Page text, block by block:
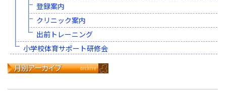
登録案内
クリニック案内
出前トレーニング
小学校体育サポート研修会